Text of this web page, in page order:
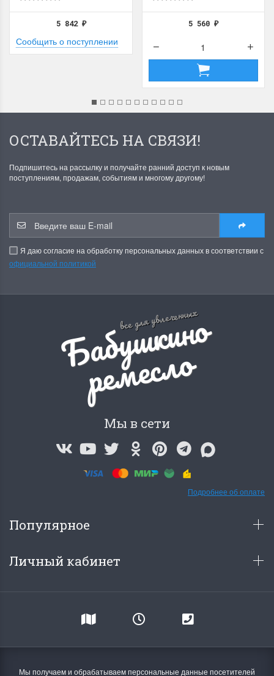
5 842 ₽
Сообщить о поступлении
5 560₽
ОСТАВАЙТЕСЬ НА СВЯЗИ!
Подпишитесь на рассылку и получайте ранний доступ к новым
поступлениям, продажам, событиям и многому другому!
Я даю согласие на обработку персональных данных в соответствии с
официальной политикой
все для увлеченных
Б
а
б
у
ш
к
и
н
о
р
е
м
е
с
л
о
Мы в сети
Подробнее об оплате
Популярное
Личный кабинет
Мы получаем и обрабатываем персональные данные посетителей